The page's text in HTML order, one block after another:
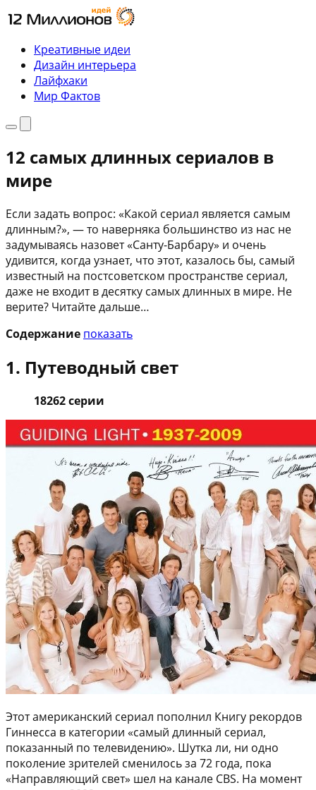
Перейти
к
содержимому
Креативные идеи
Дизайн интерьера
Лайфхаки
Мир Фактов
МенюПоиск
12 самых длинных сериалов в
мире
Если задать вопрос: «Какой сериал является самым
длинным?», — то наверняка большинство из нас не
задумываясь назовет «Санту-Барбару» и очень
удивится, когда узнает, что этот, казалось бы, самый
известный на постсоветском пространстве сериал,
даже не входит в десятку самых длинных в мире. Не
верите? Читайте дальше…
Содержание показать
1. Путеводный свет
18262 серии
Этот американский сериал пополнил Книгу рекордов
Гиннесса в категории «самый длинный сериал,
показанный по телевидению». Шутка ли, ни одно
поколение зрителей сменилось за 72 года, пока
«Направляющий свет» шел на канале CBS. На момент